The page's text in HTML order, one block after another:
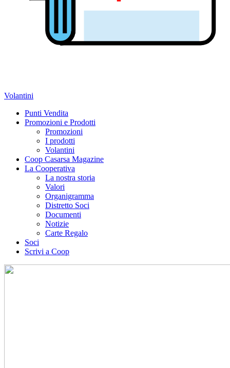
Volantini
Punti Vendita
Promozioni e Prodotti
Promozioni
I prodotti
Volantini
Coop Casarsa Magazine
La Cooperativa
La nostra storia
Valori
Organigramma
Distretto Soci
Documenti
Notizie
Carte Regalo
Soci
Scrivi a Coop